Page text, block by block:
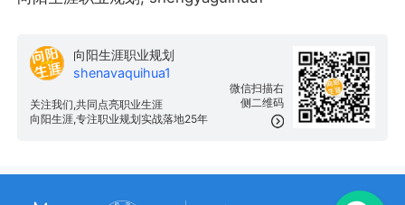
微信扫描右
侧二维码
向阳生涯职业规划
shenavaquihua1
关注我们,共同点亮职业生涯
向阳生涯,专注职业规划实战落地25年